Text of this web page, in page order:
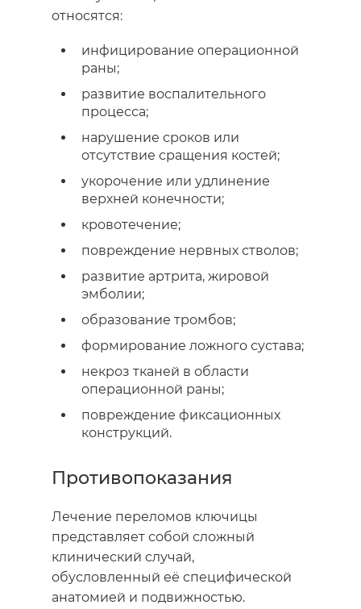
относятся:
инфицирование операционной
раны;
развитие воспалительного
процесса;
нарушение сроков или
отсутствие сращения костей;
укорочение или удлинение
верхней конечности;
кровотечение;
повреждение нервных стволов;
развитие артрита, жировой
эмболии;
образование тромбов;
формирование ложного сустава;
некроз тканей в области
операционной раны;
повреждение фиксационных
конструкций.
Противопоказания
Лечение переломов ключицы
представляет собой сложный
клинический случай,
обусловленный её специфической
анатомией и подвижностью.